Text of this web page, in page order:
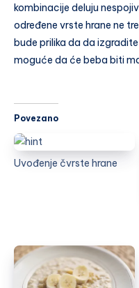
kombinacije deluju
određene vrste hrane ne
bude prilika da da
moguće da će beba biti
Povezano
Uvođenje čvrste hrane